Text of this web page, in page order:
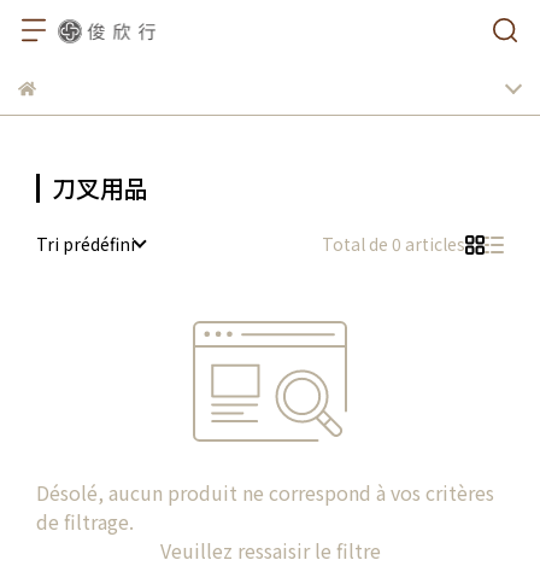
刀叉用品
Tri prédéfini Total de 0 articles
Désolé, aucun produit ne correspond à vos critères
de filtrage.
Veuillez ressaisir le filtre